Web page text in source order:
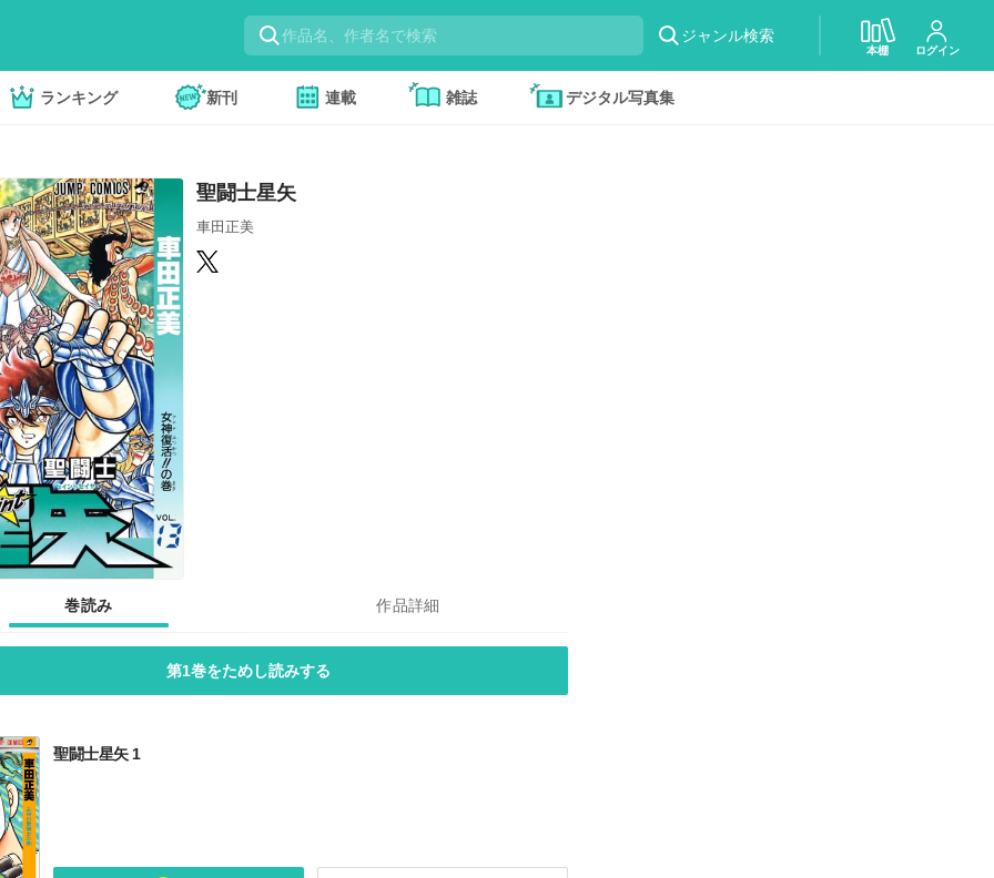
ジャンル検索
本棚 ログイン
ランキング 新刊 連載 雑誌 デジタル写真集
聖闘士星矢
車田正美
巻読み 作品詳細
第1巻をためし読みする
聖闘士星矢 1